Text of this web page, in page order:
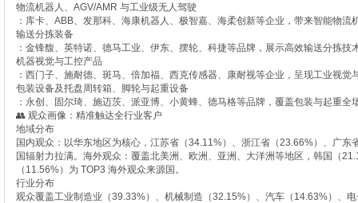
物流机器人、AGV/AMR 与工业级无人驾驶
：库卡、ABB、发那科、海康机器人、极智嘉、海柔创新等企业，带来智能物流
输送分拣装备
：金锋馥、英特诺、德马工业、伊东、摆轮、科捷等品牌，展示高效输送分拣技
机器视觉与工控产品
：西门子、施耐德、斑马、倍加福、西克传感器、康耐视等企业，呈现工业视觉
包装设备及托盘周转箱、脚轮与起重设备
：永创、固尔琦、施迈茨、派亚博、小黄蜂、德马格等品牌，覆盖包装与起重全
👥 观众画像：精准触达全行业客户
地域分布
国内观众：以华东地区为核心，江苏省（34.11%）、浙江省（23.66%）、广东
国辐射力拉满。海外观众：覆盖北美洲、欧洲、亚洲、大洋洲等地区，韩国（
（11.56%）为 TOP3 海外观众来源国。
行业分布
观众覆盖工业制造业（39.33%）、机械制造（32.15%）、汽车（14.63%）、